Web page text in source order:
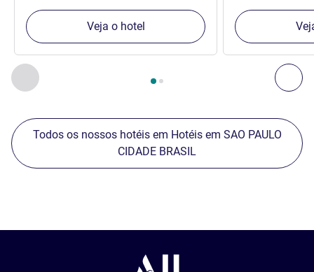
Anterior - Os nossos outros estabelecimentos nas
Página , Os nossos outros estabelecimentos nas
Veja o hotel
Todos os nossos hotéis em Hotéis em SAO PAULO
CIDADE BRASIL